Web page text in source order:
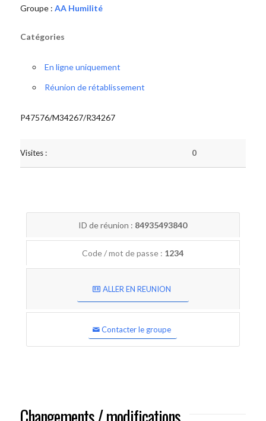
Groupe : AA Humilité
Catégories
En ligne uniquement
Réunion de rétablissement
P47576/M34267/R34267
Visites : 0
ID de réunion : 84935493840
Code / mot de passe : 1234
ALLER EN REUNION
Contacter le groupe